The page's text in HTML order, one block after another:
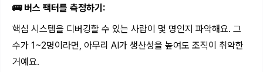
🚌 버스 팩터를 측정하기:
핵심 시스템을 디버깅할 수 있는 사람이 몇 명인지 파악해요. 그
수가 1~2명이라면, 아무리 AI가 생산성을 높여도 조직이 취약한
거예요.